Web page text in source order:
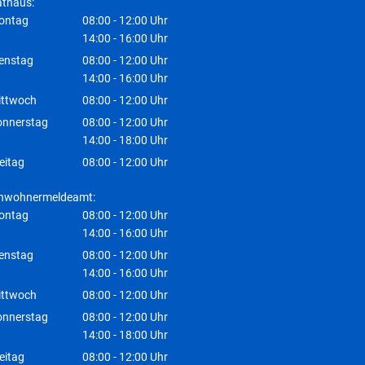
08:00 - 12:00 Uhr
Von 08:00 bis 12:00 Uhr
14:00 - 16:00 Uhr
Von 14:00 bis 16:00 Uhr
08:00 - 12:00 Uhr
Von 08:00 bis 12:00 Uhr
14:00 - 16:00 Uhr
Von 14:00 bis 16:00 Uhr
08:00 - 12:00 Uhr
Von 08:00 bis 12:00 Uhr
08:00 - 12:00 Uhr
Von 08:00 bis 12:00 Uhr
14:00 - 18:00 Uhr
Von 14:00 bis 18:00 Uhr
08:00 - 12:00 Uhr
08:00 - 12:00 Uhr
Von 08:00 bis 12:00 Uhr
14:00 - 16:00 Uhr
Von 14:00 bis 16:00 Uhr
08:00 - 12:00 Uhr
Von 08:00 bis 12:00 Uhr
14:00 - 16:00 Uhr
Von 14:00 bis 16:00 Uhr
08:00 - 12:00 Uhr
Von 08:00 bis 12:00 Uhr
08:00 - 12:00 Uhr
Von 08:00 bis 12:00 Uhr
14:00 - 18:00 Uhr
Von 14:00 bis 18:00 Uhr
08:00 - 12:00 Uhr